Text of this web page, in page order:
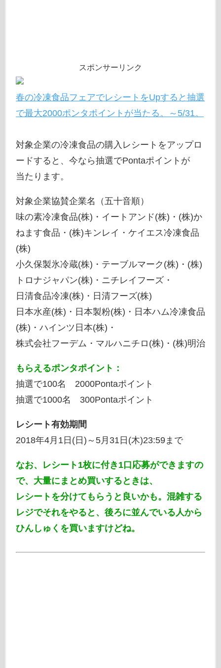
スポンサーリンク
春の冷凍食品フェアでレシートをUpすると抽選
で最大2000ポンタポイントが当たる。～5/31。
対象企業の冷凍食品の購入レシートをアップロ
ードすると、今なら抽選でPontaポイントが
当たります。
対象企業協賛企業名（五十音順）
味の素冷凍食品(株)・イートアンド(株)・(株)か
ねます食品・(株)キンレイ・ケイエス冷凍食品
(株)
小久保製氷冷蔵(株)・テーブルマーク(株)・(株)
トロナジャパン(株)・ニチレイフーズ・
日清食品冷凍(株)・日清フーズ(株)
日本水産(株)・日本製粉(株)・日本ハム冷凍食品
(株)・ハインツ日本(株)・
株式会社フーデム・マルハニチロ(株)・(株)明治
もらえるポンタポイント：
抽選で100名 2000Pontaポイント
抽選で1000名 300Pontaポイント
レシート有効期間
2018年4月1日(日)～5月31日(木)23:59まで
なお、レシート1枚に付き1口応募ができますの
で、大量にまとめ買いするときは、
レシートを分けてもらうと良いかも。混雑する
レジでそれをやると、後ろに並んでいる人から
ひんしゅくを買いますけどね。